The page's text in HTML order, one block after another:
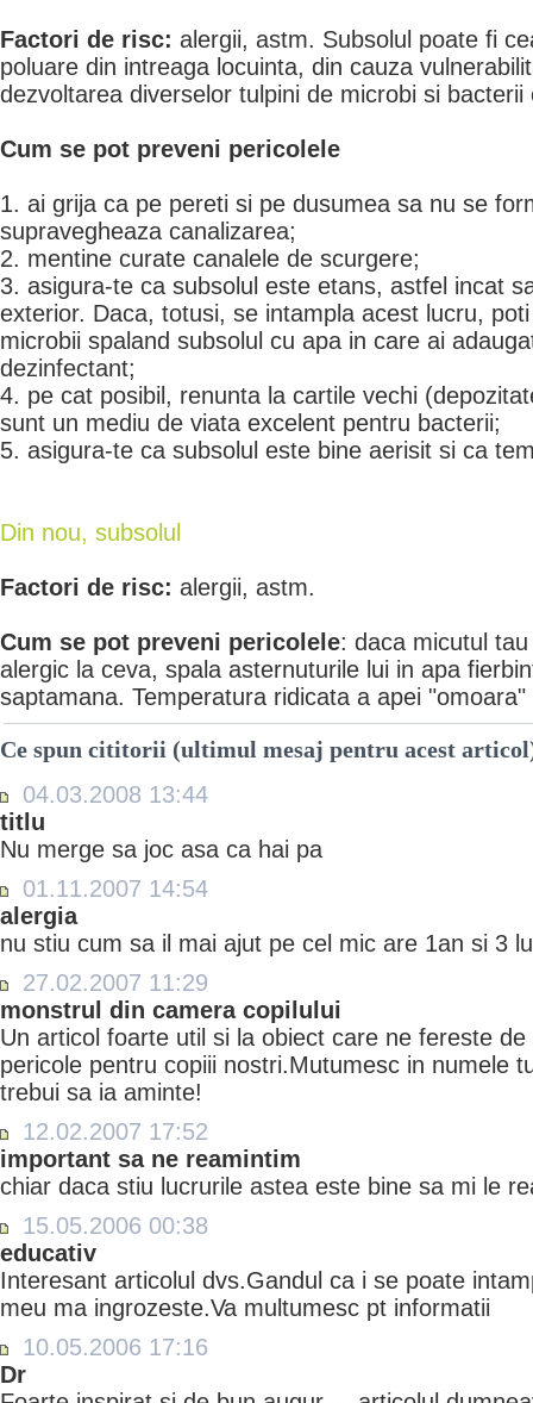
Factori de risc: alergii, astm. Subsolul poate fi
poluare din intreaga locuinta, din cauza
dezvoltarea diverselor tulpini de microbi si
Cum se pot preveni pericolele
1. ai grija ca pe pereti si pe dusumea sa nu se
supravegheaza canalizarea;
2. mentine curate canalele de scurgere;
3. asigura-te ca subsolul este etans, astfel incat
exterior. Daca, totusi, se intampla acest lucru,
microbii spaland subsolul cu apa in care ai
dezinfectant;
4. pe cat posibil, renunta la cartile vechi
sunt un mediu de viata excelent pentru bacterii;
5. asigura-te ca subsolul este bine aerisit si ca
Din nou, subsolul
Factori de risc: alergii, astm.
Cum se pot preveni pericolele: daca micutul
alergic la ceva, spala asternuturile lui in apa
saptamana. Temperatura ridicata a apei
Ce spun cititorii (ultimul mesaj pentru acest
04.03.2008 13:44
titlu
Nu merge sa joc asa ca hai pa
01.11.2007 14:54
alergia
nu stiu cum sa il mai ajut pe cel mic are 1an si 3
27.02.2007 11:29
monstrul din camera copilului
Un articol foarte util si la obiect care ne fereste
pericole pentru copiii nostri.Mutumesc in numele
trebui sa ia aminte!
12.02.2007 17:52
important sa ne reamintim
chiar daca stiu lucrurile astea este bine sa mi le
15.05.2006 00:38
educativ
Interesant articolul dvs.Gandul ca i se poate
meu ma ingrozeste.Va multumesc pt informatii
10.05.2006 17:16
Dr